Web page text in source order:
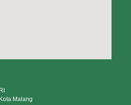
Malang